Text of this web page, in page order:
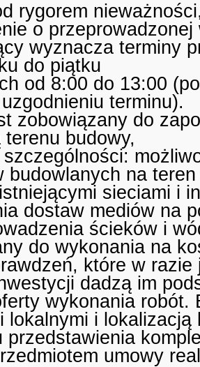
rygorem
o
wyznacza terminy
do piątku
od 8:00 do 13:00
terminu).
zobowiązany do
terenu budowy,
budowlanych na
sieciami i
dostaw mediów na
ścieków i
do wykonania na
które w
dadzą im
wykonania robót.
lokalnymi i
przedstawienia
umowy